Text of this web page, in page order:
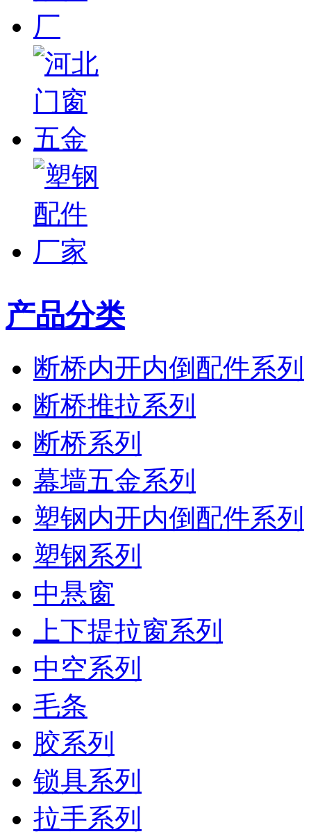
产品分类
断桥内开内倒配件系列
断桥推拉系列
断桥系列
幕墙五金系列
塑钢内开内倒配件系列
塑钢系列
中悬窗
上下提拉窗系列
中空系列
毛条
胶系列
锁具系列
拉手系列